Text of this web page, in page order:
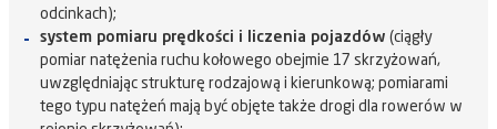
odcinkach);
system pomiaru prędkości i liczenia pojazdów (ciągły
pomiar natężenia ruchu kołowego obejmie 17 skrzyżowań,
uwzględniając strukturę rodzajową i kierunkową; pomiarami
tego typu natężeń mają być objęte także drogi dla rowerów w